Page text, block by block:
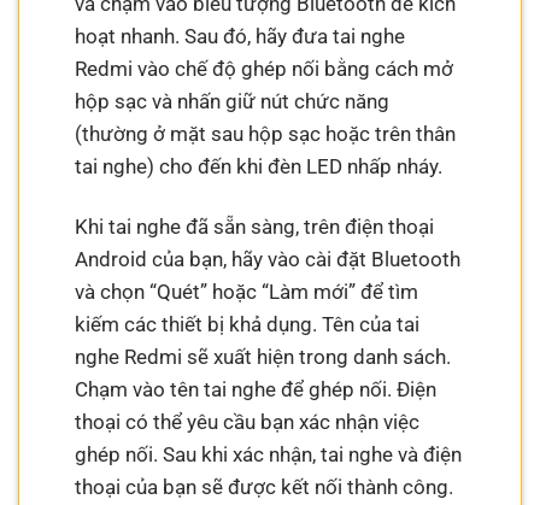
hoạt nhanh. Sau đó, hãy đưa tai nghe
Redmi vào chế độ ghép nối bằng cách mở
hộp sạc và nhấn giữ nút chức năng
(thường ở mặt sau hộp sạc hoặc trên thân
tai nghe) cho đến khi đèn LED nhấp nháy.
Khi tai nghe đã sẵn sàng, trên điện thoại
Android của bạn, hãy vào cài đặt Bluetooth
và chọn “Quét” hoặc “Làm mới” để tìm
kiếm các thiết bị khả dụng. Tên của tai
nghe Redmi sẽ xuất hiện trong danh sách.
Chạm vào tên tai nghe để ghép nối. Điện
thoại có thể yêu cầu bạn xác nhận việc
ghép nối. Sau khi xác nhận, tai nghe và điện
thoại của bạn sẽ được kết nối thành công.